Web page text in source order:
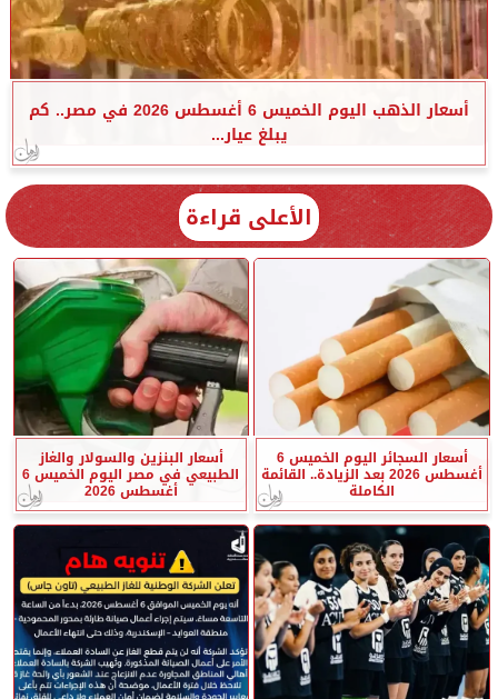
أسعار الذهب اليوم الخميس 6 أغسطس 2026 في مصر.. كم
يبلغ عيار...
الأعلى قراءة
أسعار السجائر اليوم الخميس 6
أغسطس 2026 بعد الزيادة.. القائمة
الكاملة
أسعار البنزين والسولار والغاز
الطبيعي في مصر اليوم الخميس 6
أغسطس 2026